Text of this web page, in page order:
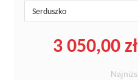
Serduszko
3 050,00 zł